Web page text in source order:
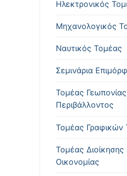
Ηλεκτρονικός
Μηχανολογικός
Ναυτικός Τομέας
Σεμινάρια
Τομέας
Περιβάλλοντος
Τομέας Γραφικών
Τομέας Διοίκησης
Οικονομίας